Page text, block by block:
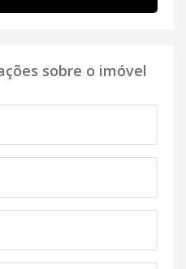
sobre o imóvel